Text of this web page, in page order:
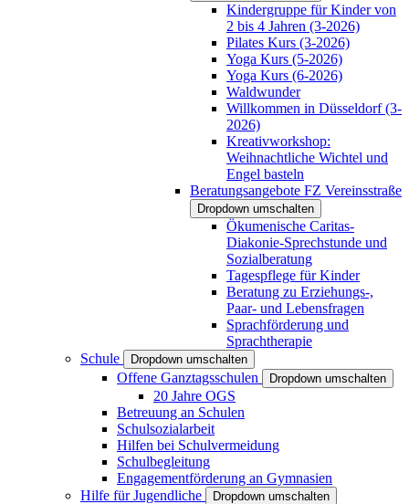
Kindergruppe für Kinder von
2 bis 4 Jahren (3-2026)
Pilates Kurs (3-2026)
Yoga Kurs (5-2026)
Yoga Kurs (6-2026)
Waldwunder
Willkommen in Düsseldorf (3-
2026)
Kreativworkshop:
Weihnachtliche Wichtel und
Engel basteln
Beratungsangebote FZ Vereinsstraße
Dropdown umschalten
Ökumenische Caritas-
Diakonie-Sprechstunde und
Sozialberatung
Tagespflege für Kinder
Beratung zu Erziehungs-,
Paar- und Lebensfragen
Sprachförderung und
Sprachtherapie
Schule
Dropdown umschalten
Offene Ganztagsschulen Dropdown umschalten
20 Jahre OGS
Betreuung an Schulen
Schulsozialarbeit
Hilfen bei Schulvermeidung
Schulbegleitung
Engagementförderung an Gymnasien
Hilfe für Jugendliche
Dropdown umschalten